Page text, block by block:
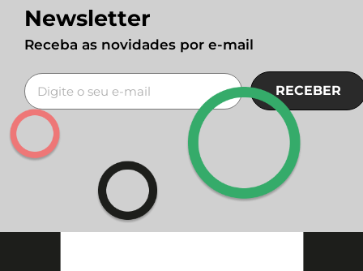
Newsletter
Receba as novidades por e-mail
RECEBER